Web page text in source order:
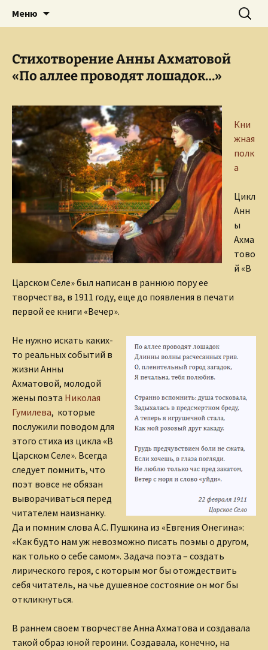
Сайт Ольги Грибановой
Творческое пространство писателя,
поэта, публициста, литературоведа
Меню Найти:
Стихотворение Анны Ахматовой
«По аллее проводят лошадок…»
Кни
жная
полк
а
Цикл
Анн
ы
Ахма
тово
й «В
Царском Селе» был написан в раннюю пору ее
творчества, в 1911 году, еще до появления в печати
первой ее книги «Вечер».
Не нужно искать каких-
то реальных событий в
жизни Анны
Ахматовой, молодой
жены поэта Николая
Гумилева, которые
послужили поводом для
этого стиха из цикла «В
Царском Селе». Всегда
следует помнить, что
поэт вовсе не обязан
выворачиваться перед
читателем наизнанку.
Да и помним слова А.С. Пушкина из «Евгения Онегина»:
«Как будто нам уж невозможно писать поэмы о другом,
как только о себе самом». Задача поэта – создать
лирического героя, с которым мог бы отождествить
себя читатель, на чье душевное состояние он мог бы
откликнуться.
В раннем своем творчестве Анна Ахматова и создавала
такой образ юной героини. Создавала, конечно, на